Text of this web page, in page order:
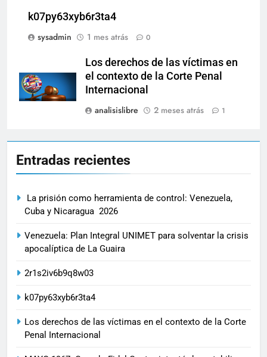
k07py63xyb6r3ta4
sysadmin
1 mes atrás 0
Los derechos de las víctimas en
el contexto de la Corte Penal
Internacional
analisislibre
2 meses atrás 1
Entradas recientes
La prisión como herramienta de control: Venezuela,
Cuba y Nicaragua 2026
Venezuela: Plan Integral UNIMET para solventar la crisis
apocalíptica de La Guaira
2r1s2iv6b9q8w03
k07py63xyb6r3ta4
Los derechos de las víctimas en el contexto de la Corte
Penal Internacional